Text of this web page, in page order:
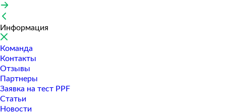
Информация
Команда
Контакты
Отзывы
Партнеры
Заявка на тест PPF
Статьи
Новости